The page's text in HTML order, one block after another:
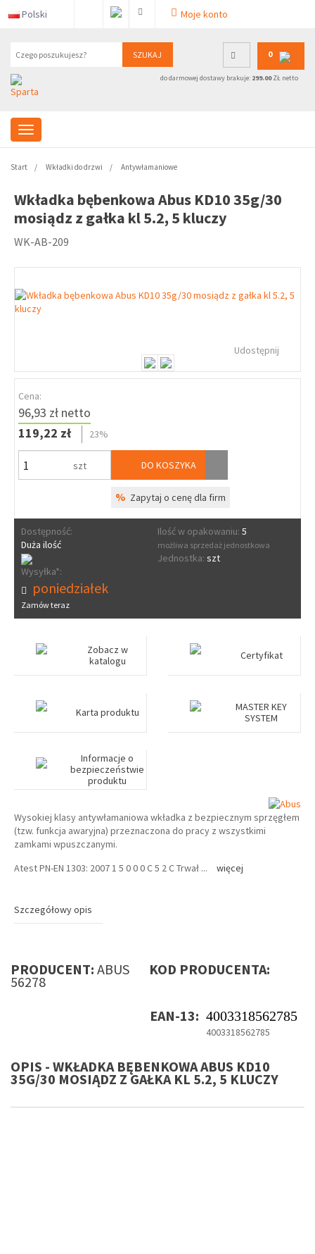
Polski Moje konto
SZUKAJ 0
do darmowej dostawy brakuje: 299.00ZŁ netto
Start Wkładki do drzwi Antywłamaniowe
Wkładka bębenkowa Abus KD10 35g/30
mosiądz z gałka kl 5.2, 5 kluczy
WK-AB-209
Udostępnij
Cena:
96,93 zł netto
119,22 zł
23%
szt DO KOSZYKA
% Zapytaj o cenę dla firm
Dostępność:
Duża ilość
Ilość w opakowaniu: 5
możliwa sprzedaż jednostkowa
Jednostka: szt
Wysyłka*:
poniedziałek
Zamów teraz
Zobacz w
katalogu
Certyfikat
Karta produktu
MASTER KEY
SYSTEM
Informacje o
bezpieczeństwie
produktu
Wysokiej klasy antywłamaniowa wkładka z bezpiecznym sprzęgłem
(tzw. funkcja awaryjna) przeznaczona do pracy z wszystkimi
zamkami wpuszczanymi.
Atest PN-EN 1303: 2007 1 5 0 0 0 C 5 2 C Trwał ... więcej
Szczegółowy opis
PRODUCENT: ABUS KOD PRODUCENTA:
56278
EAN-13: 4003318562785
4003318562785
OPIS - WKŁADKA BĘBENKOWA ABUS KD10
35G/30 MOSIĄDZ Z GAŁKA KL 5.2, 5 KLUCZY